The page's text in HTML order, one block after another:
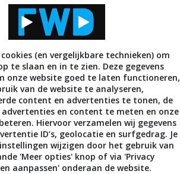
dat dit jaar in totaal 1,8
liefst 200.000 meer zijn dan
heeft aan de andere kant een
afgelopen jaar.
20% gedaald. De verwachting
Een gemiddelde Plasma of LCD
formaat (32 inch) ligt
(en vergelijkbare technieken) om
te slaan en in te zien. Deze gegevens
onze website goed te laten functioneren,
van de website te analyseren,
content en advertenties te tonen, de
en content te meten en onze
Hiervoor verzamelen wij gegevens
ID’s, geolocatie en surfgedrag. Je
wijzigen door het gebruik van
'Meer opties' knop of via 'Privacy
aanpassen' onderaan de website.